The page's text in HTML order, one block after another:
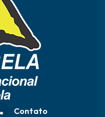
Contato